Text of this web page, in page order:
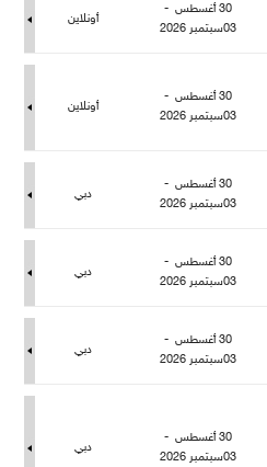
30 أغسطس -
03سبتمبر 2026
أونلاين
30 أغسطس -
03سبتمبر 2026
أونلاين
30 أغسطس -
03سبتمبر 2026
دبي
30 أغسطس -
03سبتمبر 2026
دبي
30 أغسطس -
03سبتمبر 2026
دبي
30 أغسطس -
03سبتمبر 2026
دبي